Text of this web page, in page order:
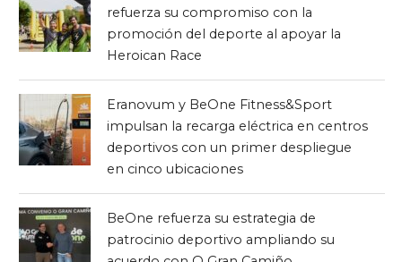
refuerza su compromiso con la
promoción del deporte al apoyar la
Heroican Race
Eranovum y BeOne Fitness&Sport
impulsan la recarga eléctrica en centros
deportivos con un primer despliegue
en cinco ubicaciones
BeOne refuerza su estrategia de
patrocinio deportivo ampliando su